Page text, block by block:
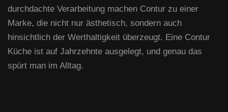
durchdachte Verarbeitung machen Contur zu einer
Marke, die nicht nur ästhetisch, sondern auch
hinsichtlich der Werthaltigkeit überzeugt. Eine Contur
Küche ist auf Jahrzehnte ausgelegt, und genau das
spürt man im Alltag.